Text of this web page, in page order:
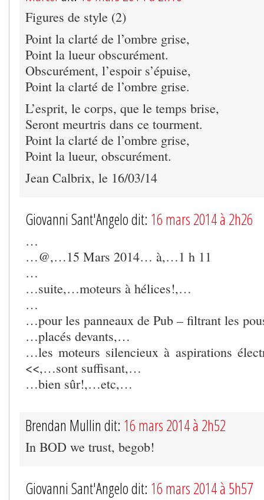
Figures de style (2)
Point la clarté de l’ombre grise,
Point la lueur obscurément.
Obscurément, l’espoir s’épuise,
Point la clarté de l’ombre grise.
L’esprit, le corps, que le temps brise,
Seront meurtris dans ce tourment.
Point la clarté de l’ombre grise,
Point la lueur, obscurément.
Jean Calbrix, le 16/03/14
Giovanni Sant'Angelo dit: 16 mars 2014 à 2h26
…
…@,…15 Mars 2014… à,…1 h 11
…
…suite,…moteurs à hélices!,…
…
…pour les panneaux de Pub – filtrant les
…placés devants,…
…les moteurs silencieux à aspirations
<<,…sont suffisant,…
…bien sûr!,…etc,…
Brendan Mullin dit: 16 mars 2014 à 2h52
In BOD we trust, begob!
Giovanni Sant'Angelo dit: 16 mars 2014 à 5h57